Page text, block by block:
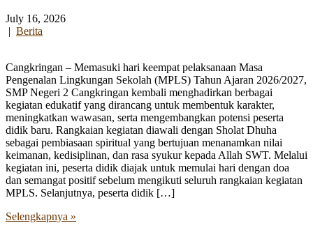
July 16, 2026
| Berita
Cangkringan – Memasuki hari keempat pelaksanaan Masa
Pengenalan Lingkungan Sekolah (MPLS) Tahun Ajaran 2026/2027,
SMP Negeri 2 Cangkringan kembali menghadirkan berbagai
kegiatan edukatif yang dirancang untuk membentuk karakter,
meningkatkan wawasan, serta mengembangkan potensi peserta
didik baru. Rangkaian kegiatan diawali dengan Sholat Dhuha
sebagai pembiasaan spiritual yang bertujuan menanamkan nilai
keimanan, kedisiplinan, dan rasa syukur kepada Allah SWT. Melalui
kegiatan ini, peserta didik diajak untuk memulai hari dengan doa
dan semangat positif sebelum mengikuti seluruh rangkaian kegiatan
MPLS. Selanjutnya, peserta didik […]
Selengkapnya »